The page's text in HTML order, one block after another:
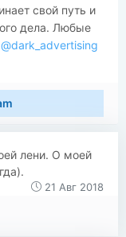
свой путь и
дела. Любые
@dark_advertising
лени. О моей
21 Авг 2018